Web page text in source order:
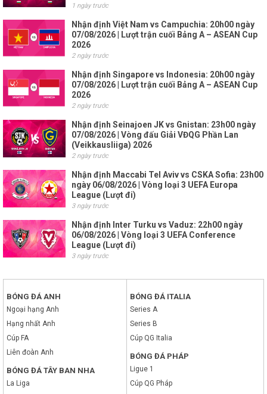
1 ngày trước
Nhận định Việt Nam vs Campuchia: 20h00 ngày
07/08/2026 | Lượt trận cuối Bảng A – ASEAN Cup
2026
2 ngày trước
Nhận định Singapore vs Indonesia: 20h00 ngày
07/08/2026 | Lượt trận cuối Bảng A – ASEAN Cup
2026
2 ngày trước
Nhận định Seinajoen JK vs Gnistan: 23h00 ngày
07/08/2026 | Vòng đấu Giải VĐQG Phần Lan
(Veikkausliiga) 2026
2 ngày trước
Nhận định Maccabi Tel Aviv vs CSKA Sofia: 23h00
ngày 06/08/2026 | Vòng loại 3 UEFA Europa
League (Lượt đi)
3 ngày trước
Nhận định Inter Turku vs Vaduz: 22h00 ngày
06/08/2026 | Vòng loại 3 UEFA Conference
League (Lượt đi)
3 ngày trước
BÓNG ĐÁ ANH
Ngoại hạng Anh
Hạng nhất Anh
Cúp FA
Liên đoàn Anh
BÓNG ĐÁ TÂY BAN NHA
La Liga
BÓNG ĐÁ ITALIA
Series A
Series B
Cúp QG Italia
BÓNG ĐÁ PHÁP
Ligue 1
Cúp QG Pháp